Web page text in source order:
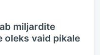
miljardite
oleks vaid pikale